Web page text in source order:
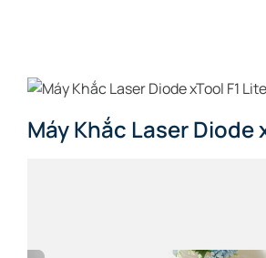
Máy Khắc Laser